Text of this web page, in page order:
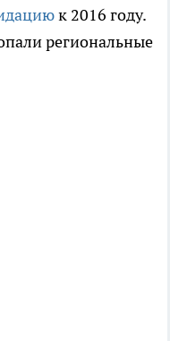
к 2016 году.
региональные